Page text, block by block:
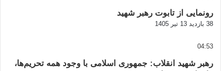
رونمایی از تابوت رهبر شهید
38 بازدید 13 تیر 1405
04:53
رهبر شهید انقلاب: جمهوری اسلامی با وجود همه تحریم‌ها،